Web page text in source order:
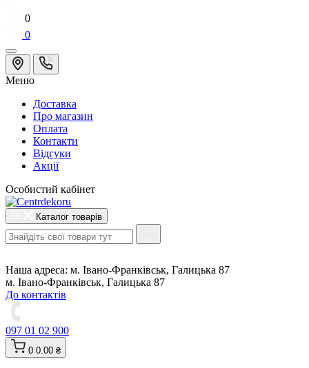
0
0
Меню
Доставка
Про магазин
Оплата
Контакти
Відгуки
Акції
Особистий кабінет
Каталог товарів
Наша адреса: м. Івано-Франківськ, Галицька 87
м. Івано-Франківськ, Галицька 87
До контактів
097 01 02 900
0 0.00 ₴